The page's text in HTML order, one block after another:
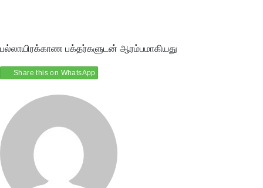
பல்லாயிரக்காண பக்தர்களுடன் ஆரம்பமாகியது
Share this on WhatsApp